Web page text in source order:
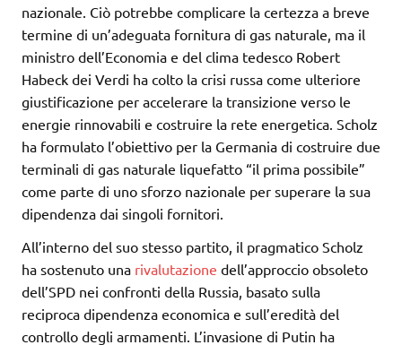
nazionale. Ciò potrebbe complicare la certezza a breve
termine di un’adeguata fornitura di gas naturale, ma il
ministro dell’Economia e del clima tedesco Robert
Habeck dei Verdi ha colto la crisi russa come ulteriore
giustificazione per accelerare la transizione verso le
energie rinnovabili e costruire la rete energetica. Scholz
ha formulato l’obiettivo per la Germania di costruire due
terminali di gas naturale liquefatto “il prima possibile”
come parte di uno sforzo nazionale per superare la sua
dipendenza dai singoli fornitori.
All’interno del suo stesso partito, il pragmatico Scholz
ha sostenuto una rivalutazione dell’approccio obsoleto
dell’SPD nei confronti della Russia, basato sulla
reciproca dipendenza economica e sull’eredità del
controllo degli armamenti. L’invasione di Putin ha